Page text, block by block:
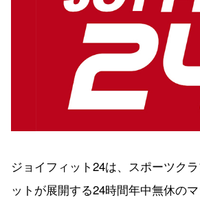
ジョイフィット24は、スポーツク
ットが展開する24時間年中無休の